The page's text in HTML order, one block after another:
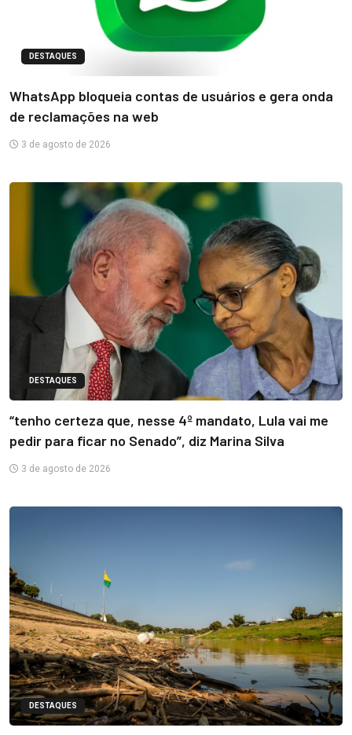
DESTAQUES
WhatsApp bloqueia contas de usuários e gera onda
de reclamações na web
3 de agosto de 2026
DESTAQUES
“tenho certeza que, nesse 4º mandato, Lula vai me
pedir para ficar no Senado”, diz Marina Silva
3 de agosto de 2026
DESTAQUES